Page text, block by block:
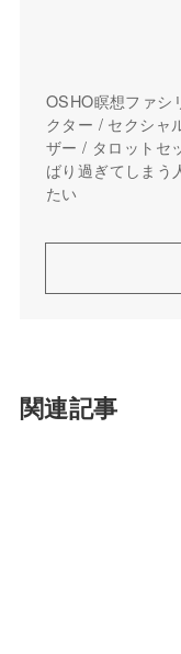
OSHO瞑想ファシ
クター / セクシャ
ザー / タロットセ
ばり過ぎてしまう
たい
関連記事